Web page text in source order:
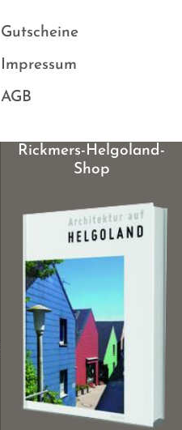
Gutscheine
Impressum
AGB
Rickmers-Helgoland-
Shop